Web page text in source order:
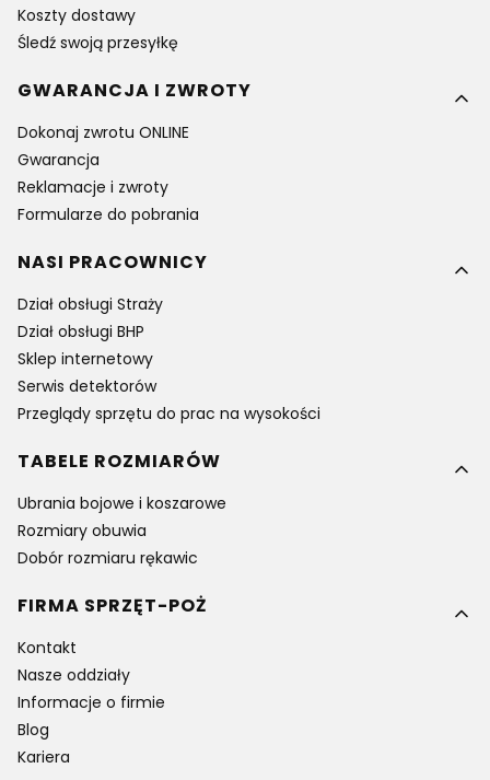
Koszty dostawy
Śledź swoją przesyłkę
GWARANCJA I ZWROTY
Dokonaj zwrotu ONLINE
Gwarancja
Reklamacje i zwroty
Formularze do pobrania
NASI PRACOWNICY
Dział obsługi Straży
Dział obsługi BHP
Sklep internetowy
Serwis detektorów
Przeglądy sprzętu do prac na wysokości
TABELE ROZMIARÓW
Ubrania bojowe i koszarowe
Rozmiary obuwia
Dobór rozmiaru rękawic
FIRMA SPRZĘT-POŻ
Kontakt
Nasze oddziały
Informacje o firmie
Blog
Kariera